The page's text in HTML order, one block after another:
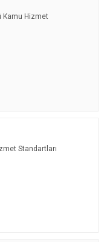
Kamu Hizmet
Standartları